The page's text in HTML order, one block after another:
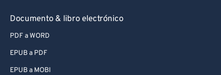
Documento & libro electrónico
PDF a WORD
EPUB a PDF
EPUB a MOBI